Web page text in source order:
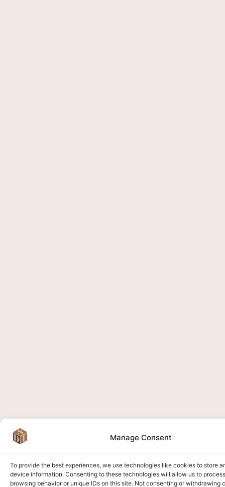
Manage Consent
To provide the best experiences, we use technologies like cookies to store
device information. Consenting to these technologies will allow us to
browsing behavior or unique IDs on this site. Not consenting or withdrawing